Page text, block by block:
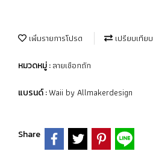
เพิ่มรายการโปรด เปรียบเทียบ
หมวดหมู่ :ลายเชือกถัก
แบรนด์ :Waii by Allmakerdesign
Share